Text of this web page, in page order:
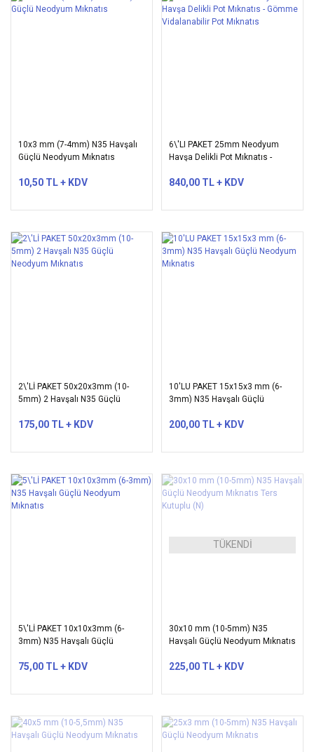
10x3 mm (7-4mm) N35 Havşalı
Güçlü Neodyum Mıknatıs
10,50 TL + KDV
6\'LI PAKET 25mm Neodyum
Havşa Delikli Pot Mıknatıs -
Mıknatıs
840,00 TL + KDV
2\'Lİ PAKET 50x20x3mm (10-
5mm) 2 Havşalı N35 Güçlü
175,00 TL + KDV
10'LU PAKET 15x15x3 mm (6-
3mm) N35 Havşalı Güçlü
200,00 TL + KDV
5\'Lİ PAKET 10x10x3mm (6-
3mm) N35 Havşalı Güçlü
75,00 TL + KDV
TÜKENDİ
30x10 mm (10-5mm) N35
Havşalı Güçlü Neodyum Mıknatıs
225,00 TL + KDV